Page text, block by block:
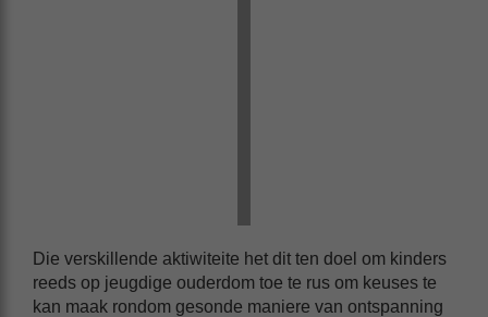
Die verskillende aktiwiteite het dit ten doel om kinders
reeds op jeugdige ouderdom toe te rus om keuses te
kan maak rondom gesonde maniere van ontspanning